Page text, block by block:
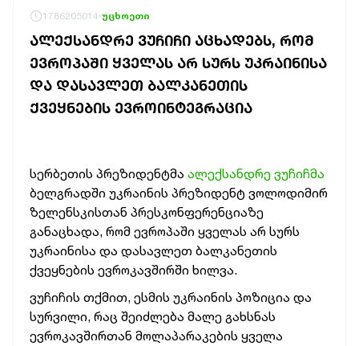
1786205014 უცხოეთი
ᲐᲚᲔᲥᲡᲐᲜᲓᲠᲔ ᲕᲣᲩᲘᲩᲘ ᲐᲪᲮᲐᲓᲔᲑᲡ, ᲠᲝᲛ
ᲔᲕᲠᲝᲞᲐᲨᲘ ᲧᲕᲔᲚᲐᲡ ᲐᲠ ᲡᲣᲠᲡ ᲣᲙᲠᲐᲘᲜᲘᲡᲐ
ᲓᲐ ᲓᲐᲡᲐᲕᲚᲔᲗ ᲑᲐᲚᲙᲐᲜᲔᲗᲘᲡ
ᲥᲕᲔᲧᲜᲔᲑᲘᲡ ᲔᲕᲠᲝᲘᲜᲢᲔᲒᲠᲐᲪᲘᲐ
სერბეთის პრეზიდენტმა ალექსანდრე ვუჩიჩმა
ბელგრადში უკრაინის პრეზიდენტ ვოლოდიმირ
ზელენსკისთან პრესკონფერენციაზე
განაცხადა, რომ ევროპაში ყველას არ სურს
უკრაინისა და დასავლეთ ბალკანეთის
ქვეყნების ევროკავშირში ხილვა.
ვუჩიჩის თქმით, ესმის უკრაინის პოზიცია და
სურვილი, რაც შეიძლება მალე გახსნას
ევროკავშირთან მოლაპარაკების ყველა